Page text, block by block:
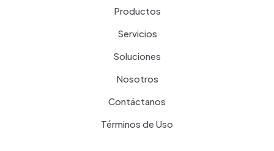
Productos
Servicios
Soluciones
Nosotros
Contáctanos
Términos de Uso